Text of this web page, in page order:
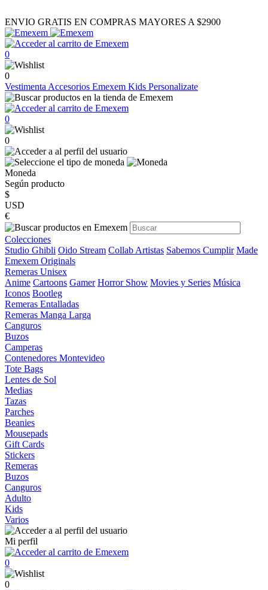
ENVIO GRATIS EN COMPRAS MAYORES A $2900
0
0
Vestimenta Accesorios Emexem Kids Personalizate
0
0
Moneda
Según producto
$
USD
€
Colecciones
Studio Ghibli Oido Stream Collab Artistas Sabemos Cumplir Made
Emexem Originals
Remeras Unisex
Anime Cartoons Gamer Horror Show Movies y Series Música
Iconos Bootleg
Remeras Entalladas
Remeras Manga Larga
Canguros
Buzos
Camperas
Contenedores Montevideo
Tote Bags
Lentes de Sol
Medias
Tazas
Parches
Beanies
Mousepads
Gift Cards
Stickers
Remeras
Buzos
Canguros
Adulto
Kids
Varios
Mi perfil
0
0